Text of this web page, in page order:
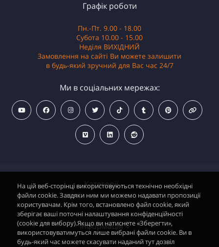
Категорії
Водонагрівачі електричні
Димохідні газові колонки
Інформація
Графік роботи
Пн.-Пт. 9.00 - 18.00
Субота 10.00 - 15.00
Неділя ВИХІДНИЙ
Замовлення на сайті Ви можете залишити
в будь-який зручний для Вас час 24/7
Ми в соціальних мережах:
На цій веб-сторінці використовуються технічно необхідні
файли cookie. Завдяки ним ми можемо надавати пропозиції
користувачам. Крім того, встановлено файл cookie, який
зберігає ваші поточні налаштування конфіденційності
(cookie для вибору).Якщо ви натиснете «Зберегти»,
використовуватимуться лише вибрані файли cookie. Ви в
будь-який час можете скасувати наданий тут дозвіл